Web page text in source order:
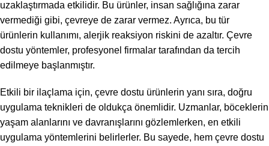
uzaklaştırmada etkilidir. Bu ürünler, insan sağlığına zarar
vermediği gibi, çevreye de zarar vermez. Ayrıca, bu tür
ürünlerin kullanımı, alerjik reaksiyon riskini de azaltır. Çevre
dostu yöntemler, profesyonel firmalar tarafından da tercih
edilmeye başlanmıştır.
Etkili bir ilaçlama için, çevre dostu ürünlerin yanı sıra, doğru
uygulama teknikleri de oldukça önemlidir. Uzmanlar, böceklerin
yaşam alanlarını ve davranışlarını gözlemlerken, en etkili
uygulama yöntemlerini belirlerler. Bu sayede, hem çevre dostu